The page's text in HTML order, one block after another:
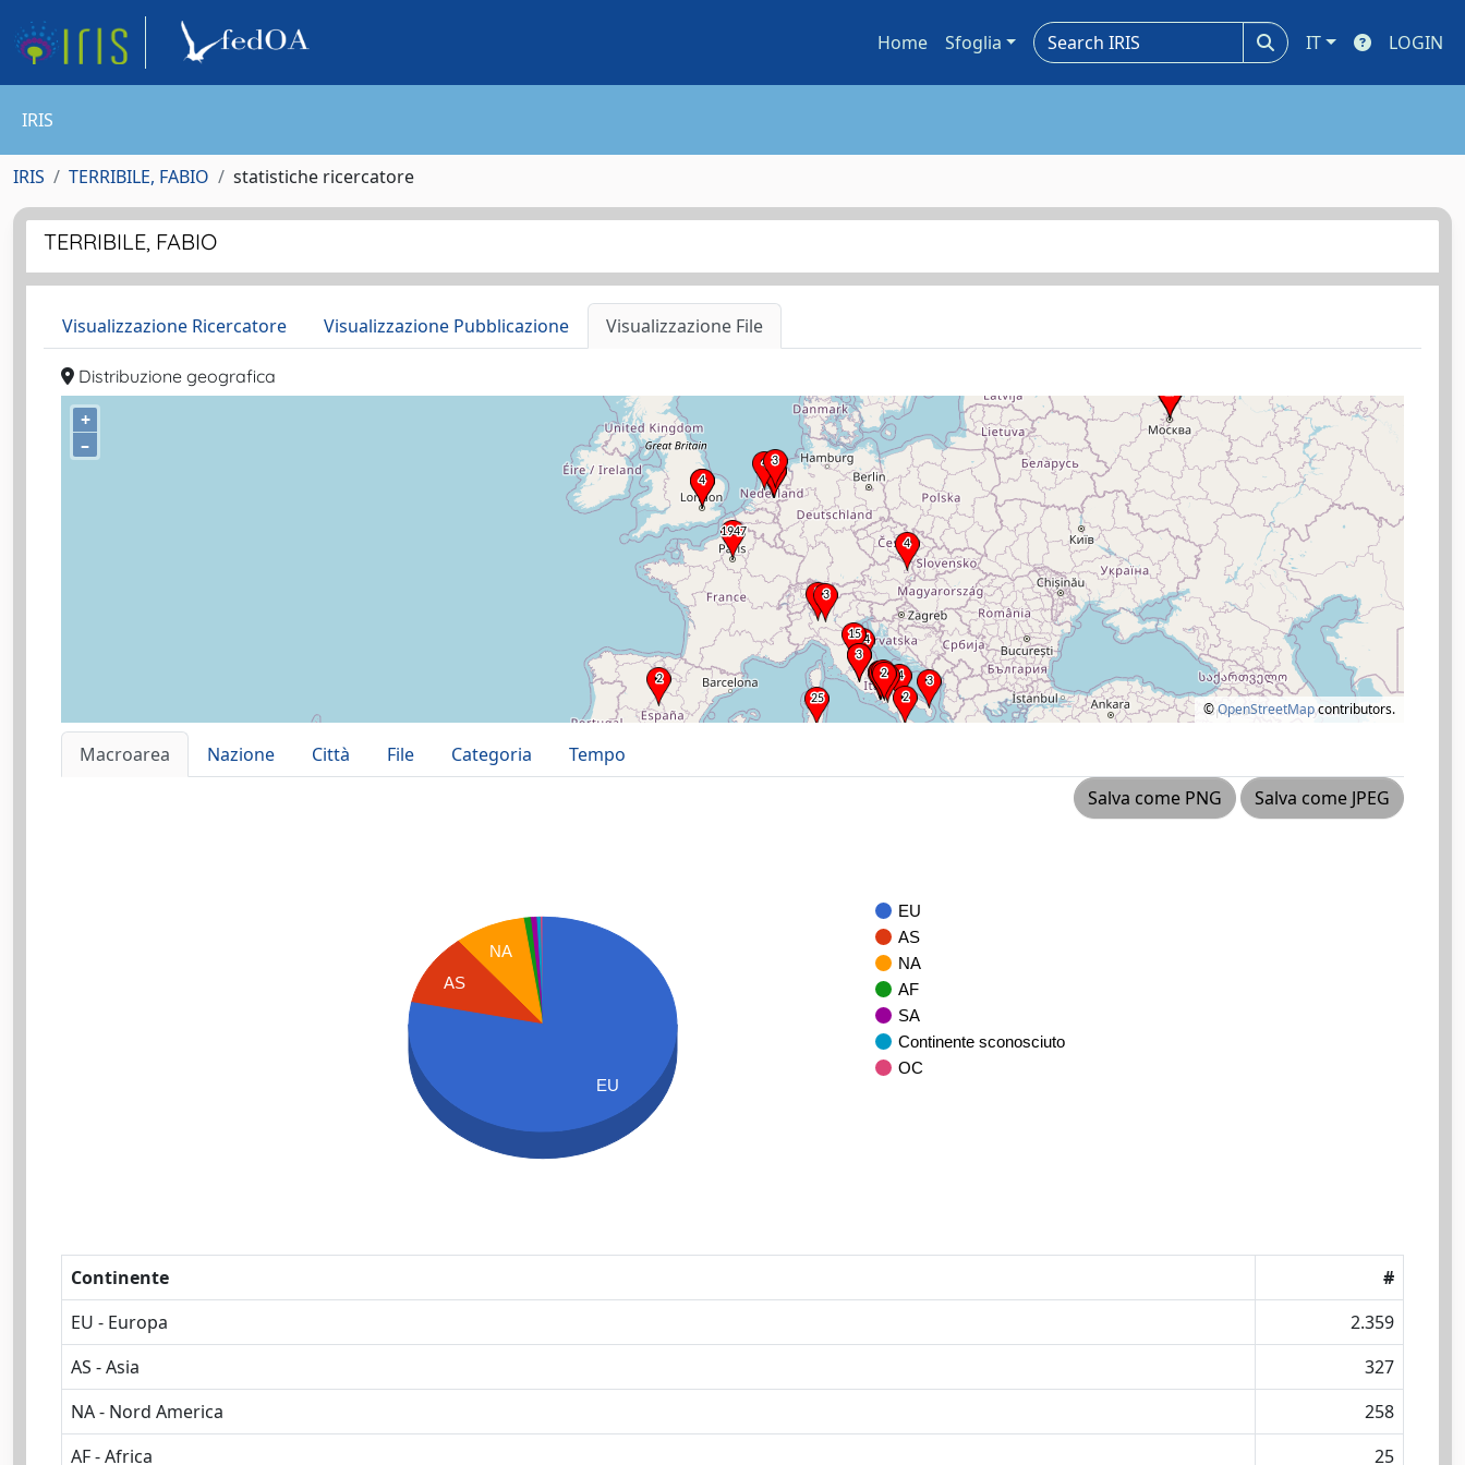
Home Sfoglia IT LOGIN
IRIS
IRIS TERRIBILE, FABIO statistiche ricercatore
TERRIBILE, FABIO
Visualizzazione Ricercatore Visualizzazione Pubblicazione Visualizzazione File
Distribuzione geografica
+
–
©OpenStreetMapcontributors.
Macroarea Nazione Città File Categoria
Tempo
Salva come PNG
Salva come JPEG
EU
AS
NA
AF
SA
Continente sconosciuto
OC
NA
AS
EU
Continente
#
EU - Europa
2.359
AS - Asia
327
NA - Nord America
258
AF - Africa
25